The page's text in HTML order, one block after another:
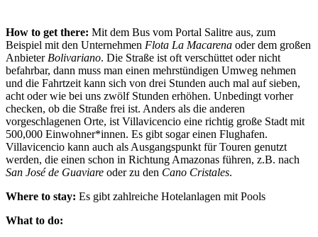
How to get there: Mit dem Bus vom Portal Salitre aus, zum
Beispiel mit den Unternehmen Flota La Macarena oder dem großen
Anbieter Bolivariano. Die Straße ist oft verschüttet oder nicht
befahrbar, dann muss man einen mehrstündigen Umweg nehmen
und die Fahrtzeit kann sich von drei Stunden auch mal auf sieben,
acht oder wie bei uns zwölf Stunden erhöhen. Unbedingt vorher
checken, ob die Straße frei ist. Anders als die anderen
vorgeschlagenen Orte, ist Villavicencio eine richtig große Stadt mit
500,000 Einwohner*innen. Es gibt sogar einen Flughafen.
Villavicencio kann auch als Ausgangspunkt für Touren genutzt
werden, die einen schon in Richtung Amazonas führen, z.B. nach
San José de Guaviare oder zu den Cano Cristales.
Where to stay: Es gibt zahlreiche Hotelanlagen mit Pools
What to do: